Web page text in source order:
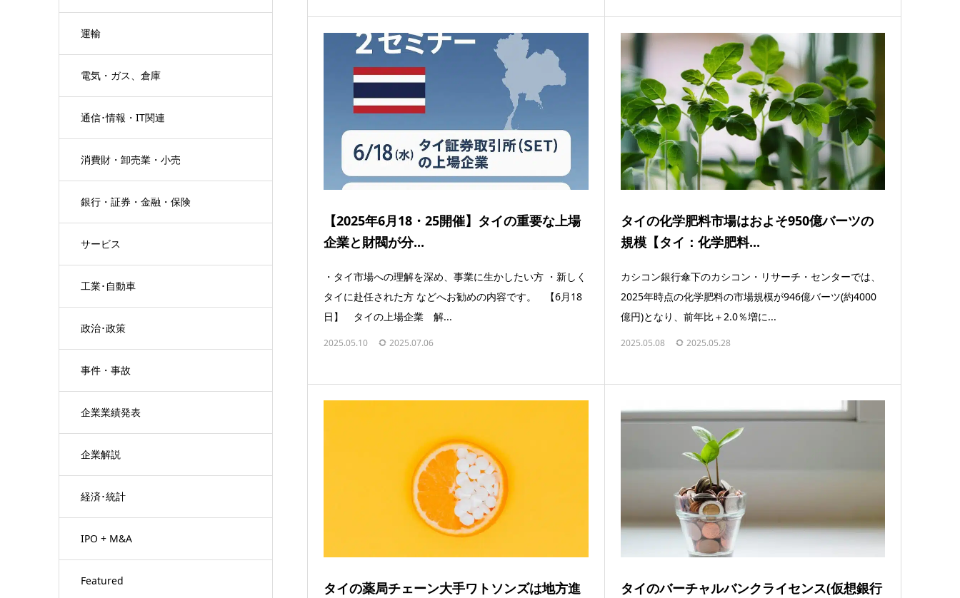
運輸
電気・ガス、倉庫
通信･情報・IT関連
消費財・卸売業・小売
銀行・証券・金融・保険
サービス
工業･自動車
政治･政策
事件・事故
企業業績発表
企業解説
経済･統計
IPO + M&A
Featured
【2025年6月18・25開催】タイの重要な上場
企業と財閥が分...
・タイ市場への理解を深め、事業に生かしたい方 ・新しく
タイに赴任された方 などへお勧めの内容です。 【6月18
日】 タイの上場企業 解...
2025.05.10 2025.07.06
タイの化学肥料市場はおよそ950億バーツの
規模【タイ：化学肥料...
カシコン銀行傘下のカシコン・リサーチ・センターでは、
2025年時点の化学肥料の市場規模が946億バーツ(約4000
億円)となり、前年比＋2.0％増に...
2025.05.08 2025.05.28
タイの薬局チェーン大手ワトソンズは地方進
タイのバーチャルバンクライセンス(仮想銀行